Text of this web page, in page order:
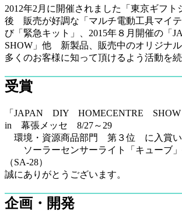
2012年2月に開催されました「東京ギフト
後 販売が好調な「マルチ電動工具マイ
び「緊急キット」、2015年８月開催の
SHOW」他 新製品、販売中のオリジナ
多くのお客様に知って頂けるよう活動を続
受賞
「JAPAN DIY HOMECENTRE
in 幕張メッセ 8/27～29
環境・資源商品部門 第３位 に入賞い
ソーラーセンサーライト「キューブ」
（SA-28）
誠にありがとうございます。
企画・開発